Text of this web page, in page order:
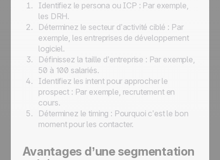
Identifiez le persona ou ICP : Par exemple,
les DRH.
Déterminez le secteur d’activité ciblé : Par
exemple, les entreprises de développement
logiciel.
Définissez la taille d’entreprise : Par exemple,
50 à 100 salariés.
Identifiez les intent pour approcher le
prospect : Par exemple, recrutement en
cours.
Déterminez le timing : Pourquoi c’est le bon
moment pour les contacter.
Avantages d’une segmentation